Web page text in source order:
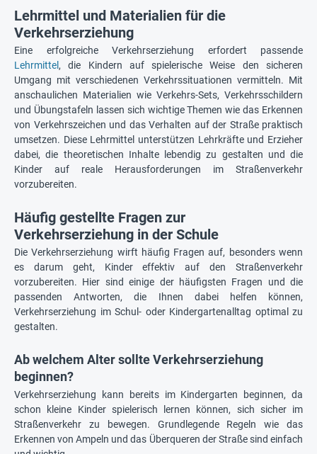
Lehrmittel und Materialien für die
Verkehrserziehung
Eine erfolgreiche Verkehrserziehung erfordert passende
Lehrmittel , die Kindern auf spielerische Weise den sicheren
Umgang mit verschiedenen Verkehrssituationen vermitteln. Mit
anschaulichen Materialien wie Verkehrs-Sets, Verkehrsschildern
und Übungstafeln lassen sich wichtige Themen wie das Erkennen
von Verkehrszeichen und das Verhalten auf der Straße praktisch
umsetzen. Diese Lehrmittel unterstützen Lehrkräfte und Erzieher
dabei, die theoretischen Inhalte lebendig zu gestalten und die
Kinder auf reale Herausforderungen im Straßenverkehr
vorzubereiten.
Häufig gestellte Fragen zur
Verkehrserziehung in der Schule
Die Verkehrserziehung wirft häufig Fragen auf, besonders wenn
es darum geht, Kinder effektiv auf den Straßenverkehr
vorzubereiten. Hier sind einige der häufigsten Fragen und die
passenden Antworten, die Ihnen dabei helfen können,
Verkehrserziehung im Schul- oder Kindergartenalltag optimal zu
gestalten.
Ab welchem Alter sollte Verkehrserziehung
beginnen?
Verkehrserziehung kann bereits im Kindergarten beginnen, da
schon kleine Kinder spielerisch lernen können, sich sicher im
Straßenverkehr zu bewegen. Grundlegende Regeln wie das
Erkennen von Ampeln und das Überqueren der Straße sind einfach